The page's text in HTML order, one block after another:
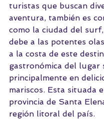
turistas que buscan
aventura, también es
como la ciudad del
debe a las potentes
a la costa de este
gastronómica del lugar
principalmente en
mariscos. Esta situada
provincia de Santa
región litoral del país.